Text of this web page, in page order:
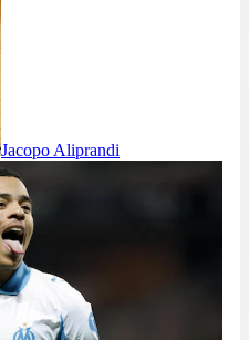
Jacopo Aliprandi